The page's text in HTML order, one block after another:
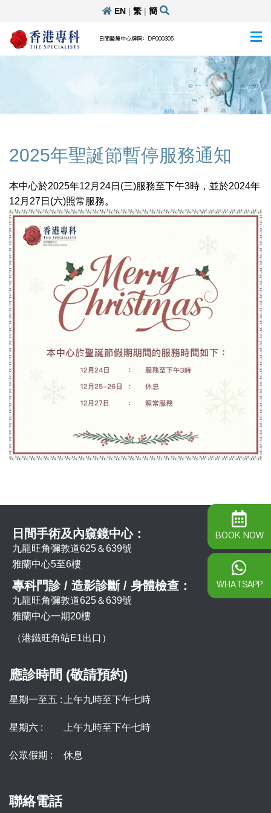
EN| 繁| 簡
日間醫療中心牌照：DP000305
2025年聖誕節暫停服務通知
本中心於2025年12月24日(三)服務至下午3時，並於2024年
12月27日(六)照常服務。
日間手術及內窺鏡中心：
九龍旺角彌敦道625＆639號
雅蘭中心5至6樓
專科門診 / 造影診斷 / 身體檢查：
九龍旺角彌敦道625＆639號
雅蘭中心一期20樓
（港鐵旺角站E1出口）
應診時間 (敬請預約)
星期一至五 : 上午九時至下午七時
星期六 : 上午九時至下午七時
公眾假期 : 休息
聯絡電話
BOOK NOW
WHATSAPP